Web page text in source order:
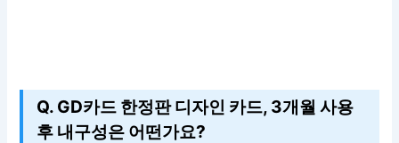
Q. GD카드 한정판 디자인 카드, 3개월 사용
후 내구성은 어떤가요?